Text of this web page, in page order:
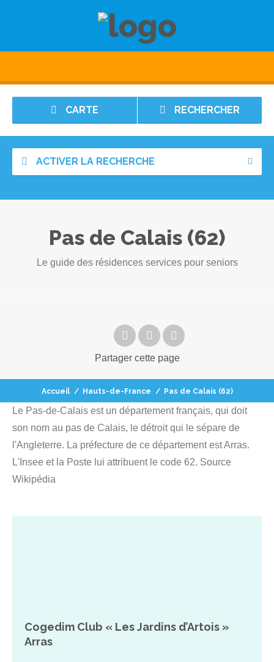
CARTE RECHERCHER
ACTIVER LA RECHERCHE
Pas de Calais (62)
Le guide des résidences services pour seniors
Partager cette page
Accueil / Hauts-de-France / Pas de Calais (62)
Le Pas-de-Calais est un département français, qui doit
son nom au pas de Calais, le détroit qui le sépare de
l'Angleterre. La préfecture de ce département est Arras.
L'Insee et la Poste lui attribuent le code 62. Source
Wikipédia
Cogedim Club « Les Jardins d’Artois »
Arras